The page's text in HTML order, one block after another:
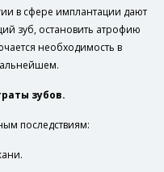
в сфере имплантации дают
зуб, остановить атрофию
необходимость в
зубов.
последствиям: